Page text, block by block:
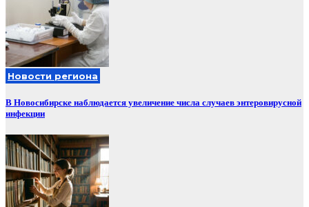
Новости региона
В Новосибирске наблюдается увеличение числа случаев энтеровирусной
инфекции